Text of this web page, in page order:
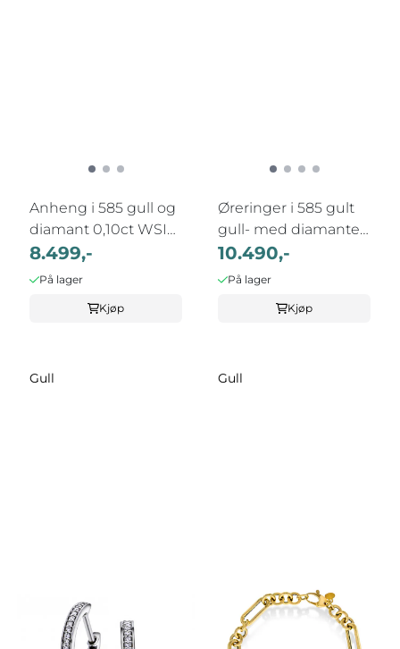
Anheng i 585 gull og
diamant 0,10ct WSI
inkl. ...
8.499,-
På lager
Kjøp
Øreringer i 585 gult
gull- med diamanter
0,08ct
10.490,-
På lager
Kjøp
Gull Gull